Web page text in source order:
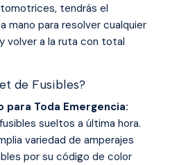
tendrás el
mano para resolver cualquier
volver a la ruta con total
de Fusibles?
Toda Emergencia:
sueltos a última hora.
variedad de amperajes
por su código de color